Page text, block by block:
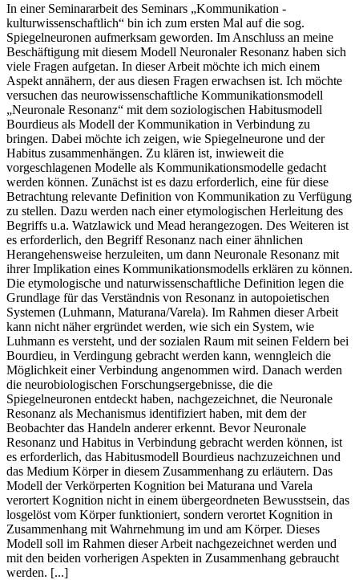
In einer Seminararbeit des Seminars „Kommunikation -
kulturwissenschaftlich“ bin ich zum ersten Mal auf die sog.
Spiegelneuronen aufmerksam geworden. Im Anschluss an meine
Beschäftigung mit diesem Modell Neuronaler Resonanz haben sich
viele Fragen aufgetan. In dieser Arbeit möchte ich mich einem
Aspekt annähern, der aus diesen Fragen erwachsen ist. Ich möchte
versuchen das neurowissenschaftliche Kommunikationsmodell
„Neuronale Resonanz“ mit dem soziologischen Habitusmodell
Bourdieus als Modell der Kommunikation in Verbindung zu
bringen. Dabei möchte ich zeigen, wie Spiegelneurone und der
Habitus zusammenhängen. Zu klären ist, inwieweit die
vorgeschlagenen Modelle als Kommunikationsmodelle gedacht
werden können. Zunächst ist es dazu erforderlich, eine für diese
Betrachtung relevante Definition von Kommunikation zu Verfügung
zu stellen. Dazu werden nach einer etymologischen Herleitung des
Begriffs u.a. Watzlawick und Mead herangezogen. Des Weiteren ist
es erforderlich, den Begriff Resonanz nach einer ähnlichen
Herangehensweise herzuleiten, um dann Neuronale Resonanz mit
ihrer Implikation eines Kommunikationsmodells erklären zu können.
Die etymologische und naturwissenschaftliche Definition legen die
Grundlage für das Verständnis von Resonanz in autopoietischen
Systemen (Luhmann, Maturana/Varela). Im Rahmen dieser Arbeit
kann nicht näher ergründet werden, wie sich ein System, wie
Luhmann es versteht, und der sozialen Raum mit seinen Feldern bei
Bourdieu, in Verdingung gebracht werden kann, wenngleich die
Möglichkeit einer Verbindung angenommen wird. Danach werden
die neurobiologischen Forschungsergebnisse, die die
Spiegelneuronen entdeckt haben, nachgezeichnet, die Neuronale
Resonanz als Mechanismus identifiziert haben, mit dem der
Beobachter das Handeln anderer erkennt. Bevor Neuronale
Resonanz und Habitus in Verbindung gebracht werden können, ist
es erforderlich, das Habitusmodell Bourdieus nachzuzeichnen und
das Medium Körper in diesem Zusammenhang zu erläutern. Das
Modell der Verkörperten Kognition bei Maturana und Varela
verortert Kognition nicht in einem übergeordneten Bewusstsein, das
losgelöst vom Körper funktioniert, sondern verortet Kognition in
Zusammenhang mit Wahrnehmung im und am Körper. Dieses
Modell soll im Rahmen dieser Arbeit nachgezeichnet werden und
mit den beiden vorherigen Aspekten in Zusammenhang gebraucht
werden. [...]